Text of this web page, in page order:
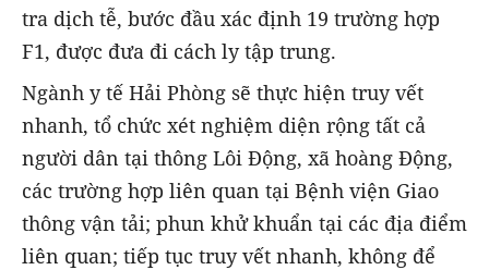
tra dịch tễ, bước đầu xác định 19 trường hợp
F1, được đưa đi cách ly tập trung.
Ngành y tế Hải Phòng sẽ thực hiện truy vết
nhanh, tổ chức xét nghiệm diện rộng tất cả
người dân tại thông Lôi Động, xã hoàng Động,
các trường hợp liên quan tại Bệnh viện Giao
thông vận tải; phun khử khuẩn tại các địa điểm
liên quan; tiếp tục truy vết nhanh, không để